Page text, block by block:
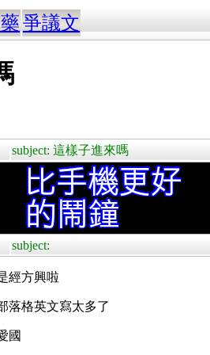
爭議文
subject: 這樣子進來嗎
subject:
經方興啦
落格英文寫太多了
國